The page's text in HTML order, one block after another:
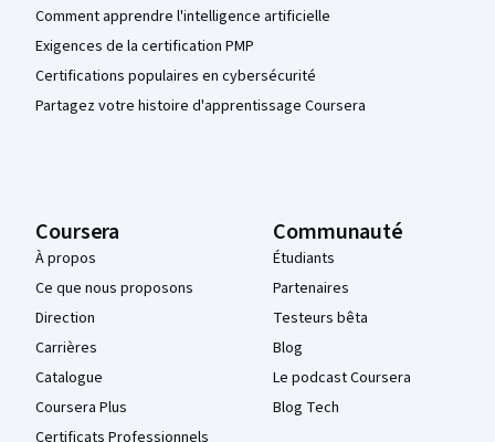
Comment apprendre l'intelligence artificielle
Exigences de la certification PMP
Certifications populaires en cybersécurité
Partagez votre histoire d'apprentissage Coursera
Coursera
À propos
Ce que nous proposons
Direction
Carrières
Catalogue
Coursera Plus
Communauté
Étudiants
Partenaires
Testeurs bêta
Blog
Le podcast Coursera
Blog Tech